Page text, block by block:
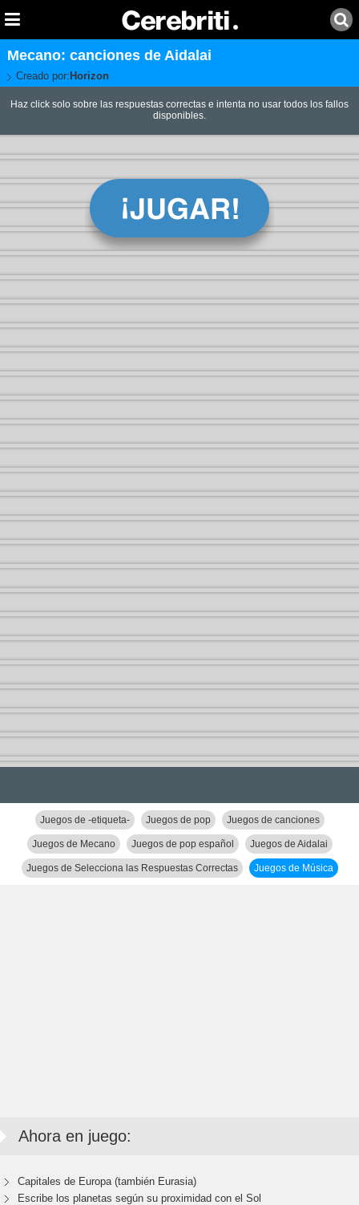
Mecano: canciones de Aidalai
Creado por: Horizon
Haz click solo sobre las respuestas correctas e intenta no usar todos los fallos
disponibles.
Juegos de -etiqueta- Juegos de pop Juegos de canciones
Juegos de Mecano Juegos de pop español Juegos de Aidalai
Juegos de Selecciona las Respuestas Correctas Juegos de Música
Ahora en juego:
Capitales de Europa (también Eurasia)
Escribe los planetas según su proximidad con el Sol